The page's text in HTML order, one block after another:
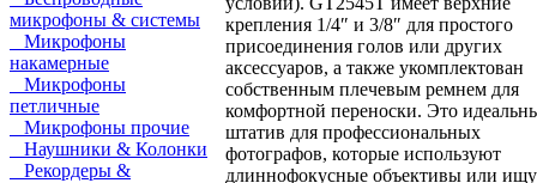
микрофоны & системы
Микрофоны
накамерные
Микрофоны
петличные
Микрофоны прочие
Наушники & Колонки
Рекордеры &
крепления 1/4″ и 3/8″ для простого
присоединения голов или других
аксессуаров, а также укомплектован
собственным плечевым ремнем для
комфортной переноски. Это
штатив для профессиональных
фотографов, которые используют
длиннофокусные объективы или